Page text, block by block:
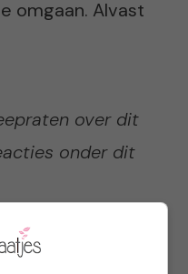
omgaan. Alvast
over dit
onder dit